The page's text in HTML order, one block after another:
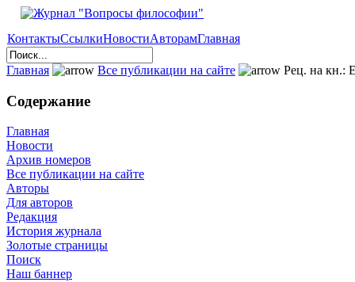
КонтактыСсылкиНовостиАвторамГлавная
Главная Все публикации на сайте Рец. на кн.:
Содержание
Главная
Новости
Архив номеров
Все публикации на сайте
Авторы
Для авторов
Редакция
История журнала
Золотые страницы
Поиск
Наш баннер